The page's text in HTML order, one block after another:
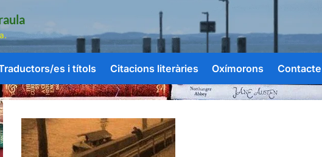
es i títols Citacions literàries Oxímorons Contacte